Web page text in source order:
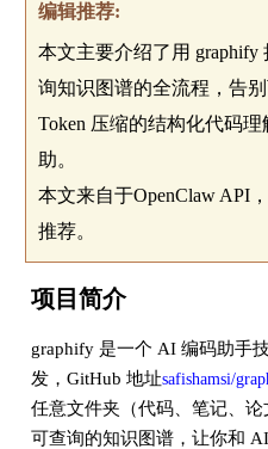
编辑推荐:
本文主要介绍了用
询知识图谱的全流程，告
Token 压缩的结构化代码
助。
本文来自于OpenClaw API
推荐。
项目简介
graphify 是一个 AI 编码助手
发，GitHub 地址safishamsi/
任意文件夹（代码、笔记、
可查询的知识图谱，让你和